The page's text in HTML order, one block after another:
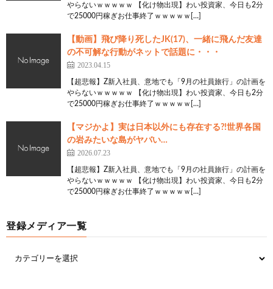
やらないｗｗｗｗｗ 【化け物出現】わい投資家、今日も2分
で25000円稼ぎお仕事終了ｗｗｗｗｗ[…]
【動画】飛び降り死したJK(17)、一緒に飛んだ友達
の不可解な行動がネットで話題に・・・
2023.04.15
【超悲報】Z新入社員、意地でも「9月の社員旅行」の計画を
やらないｗｗｗｗｗ 【化け物出現】わい投資家、今日も2分
で25000円稼ぎお仕事終了ｗｗｗｗｗ[…]
【マジかよ】実は日本以外にも存在する?!世界各国
の岩みたいな島がヤバい…
2026.07.23
【超悲報】Z新入社員、意地でも「9月の社員旅行」の計画を
やらないｗｗｗｗｗ 【化け物出現】わい投資家、今日も2分
で25000円稼ぎお仕事終了ｗｗｗｗｗ[…]
登録メディア一覧